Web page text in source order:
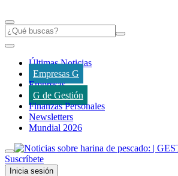
Últimas Noticias
Empresas G
Empresas
G de Gestión
Finanzas Personales
Newsletters
Mundial 2026
Suscríbete
Inicia sesión